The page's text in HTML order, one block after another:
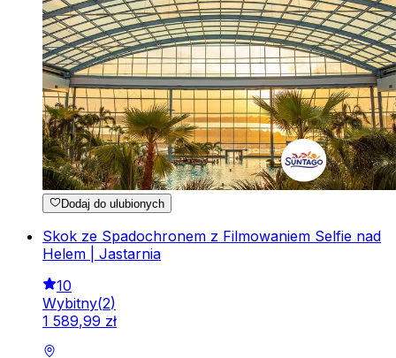
Dodaj do ulubionych
Skok ze Spadochronem z Filmowaniem Selfie nad
Helem | Jastarnia
10
Wybitny(2)
1 589,99 zł